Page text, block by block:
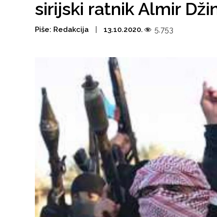
sirijski ratnik Almir
Piše: Redakcija 13.10.2020. 5.753